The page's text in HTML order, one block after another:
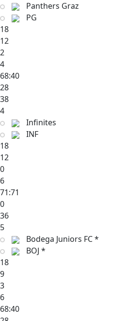
Panthers Graz
PG
18
12
2
4
68:40
28
38
4
Infinites
INF
18
12
0
6
71:71
0
36
5
Bodega Juniors FC *
BOJ *
18
9
3
6
68:40